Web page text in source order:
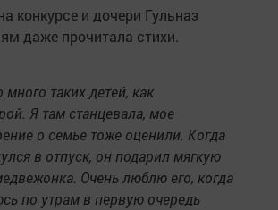
конкурсе и дочери Гульназ
даже прочитала стихи.
таких детей, как
Я там станцевала, мое
о семье тоже оценили. Когда
в отпуск, он подарил мягкую
Очень люблю его, когда
по утрам в первую очередь